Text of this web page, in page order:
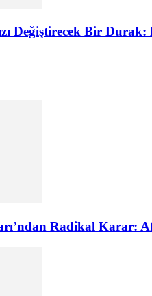
Değiştirecek Bir Durak:
Radikal Karar: